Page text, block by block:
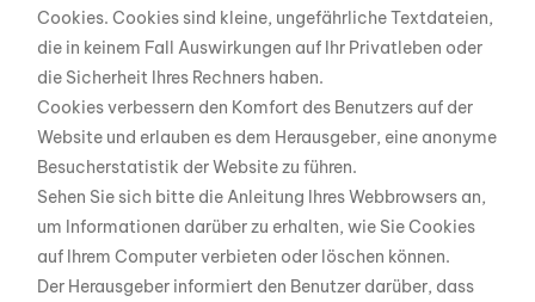
Cookies. Cookies sind kleine, ungefährliche Textdateien,
die in keinem Fall Auswirkungen auf Ihr Privatleben oder
die Sicherheit Ihres Rechners haben.
Cookies verbessern den Komfort des Benutzers auf der
Website und erlauben es dem Herausgeber, eine anonyme
Besucherstatistik der Website zu führen.
Sehen Sie sich bitte die Anleitung Ihres Webbrowsers an,
um Informationen darüber zu erhalten, wie Sie Cookies
auf Ihrem Computer verbieten oder löschen können.
Der Herausgeber informiert den Benutzer darüber, dass